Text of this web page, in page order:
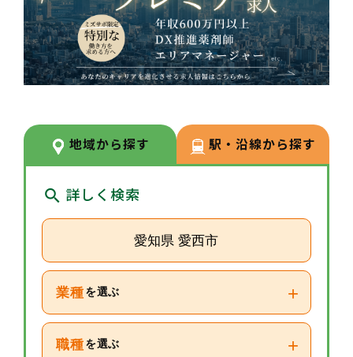
地域から探す 駅・沿線から探す
詳しく検索
愛知県 愛西市
業種 を選ぶ +
職種 を選ぶ +